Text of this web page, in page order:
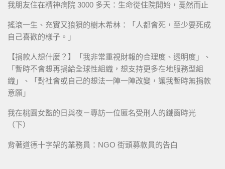
我朋友住在精神病院 3000 多天：生命從住院開始，戞然而止
搖滾一生、充實又狼狽的樹木希林：「人都會死，至少要死成
自己喜歡的樣子。」
【捐款人想什麼？】「我非常重視財報的合理度、透明度」、
「暫時不會想再捐給全球性組織，想支持更多在地服務型組
織」、「對社會或自己的想法一陣一陣改變，讓我暫時無捐款
意願」
我在桃園女監的日與夜－專訪一位匿名受刑人的鐵窗時光
（下）
背著道德十字架的業務員：NGO 街頭募款員的告白